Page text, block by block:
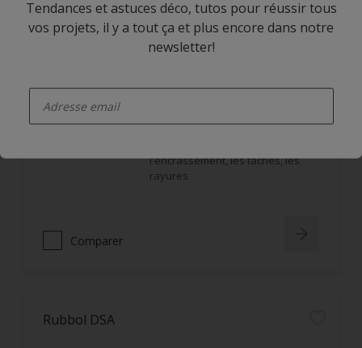
Rubbol BL Rezisto Satin
Bonne tension et garnissant
(couloirs, écoles, portes)
l'encrassement, les taches, les
rayures
Comparer
Rubbol DSA
Tendances et astuces déco, tutos pour réussir tous
vos projets, il y a tout ça et plus encore dans notre
newsletter!